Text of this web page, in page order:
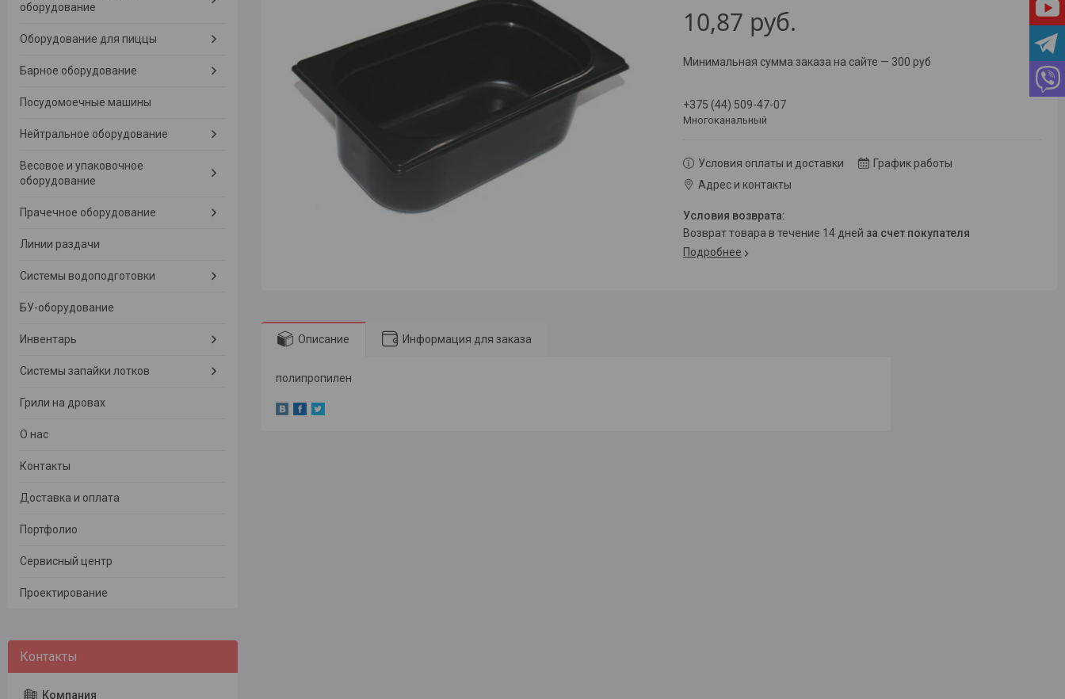
10,87 руб.
Минимальная сумма заказа на сайте — 300 руб
+375 (44) 509-47-07
Многоканальный
Условия оплаты и доставки
График работы
Адрес и контакты
возврат товара в течение 14 дней за счет покупателя
Подробнее
Описание Информация для заказа
полипропилен
оборудование
Оборудование для пиццы
Барное оборудование
Посудомоечные машины
Нейтральное оборудование
Весовое и упаковочное
оборудование
Прачечное оборудование
Линии раздачи
Системы водоподготовки
БУ-оборудование
Инвентарь
Системы запайки лотков
Грили на дровах
О нас
Контакты
Доставка и оплата
Портфолио
Сервисный центр
Проектирование